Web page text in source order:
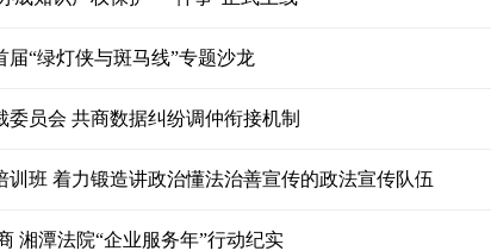
“绿灯侠与斑马线”专题沙龙
员会 共商数据纠纷调仲衔接机制
班 着力锻造讲政治懂法治善宣传的政法宣传队伍
湘潭法院“企业服务年”行动纪实